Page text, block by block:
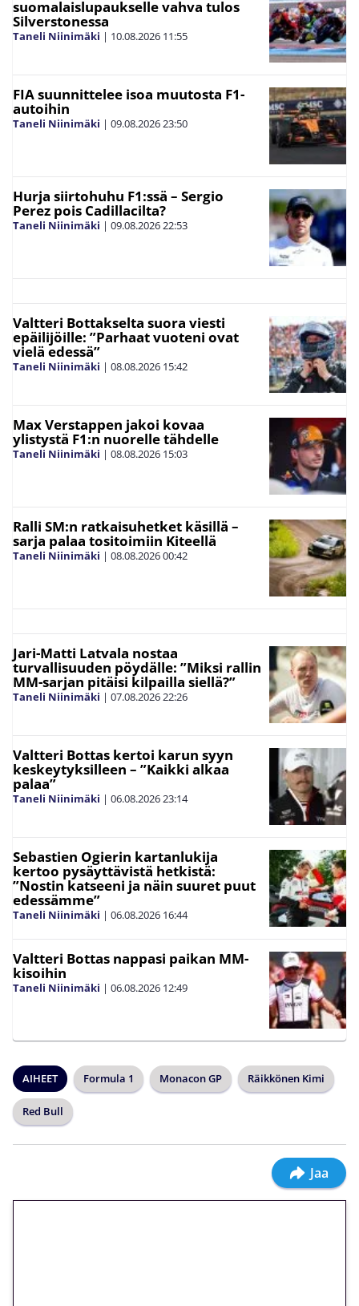
suomalaislupaukselle vahva tulos
Silverstonessa
Taneli Niinimäki | 10.08.2026 11:55
FIA suunnittelee isoa muutosta F1-
autoihin
Taneli Niinimäki | 09.08.202623:50
Hurja siirtohuhu F1:ssä – Sergio
Perez pois Cadillacilta?
Taneli Niinimäki | 09.08.202622:53
Valtteri Bottakselta suora viesti
epäilijöille: ”Parhaat vuoteni ovat
vielä edessä”
Taneli Niinimäki | 08.08.2026 15:42
Max Verstappen jakoi kovaa
ylistystä F1:n nuorelle tähdelle
Taneli Niinimäki | 08.08.2026 15:03
Ralli SM:n ratkaisuhetket käsillä –
sarja palaa tositoimiin Kiteellä
Taneli Niinimäki | 08.08.202600:42
Jari-Matti Latvala nostaa
turvallisuuden pöydälle: ”Miksi rallin
MM-sarjan pitäisi kilpailla siellä?”
Taneli Niinimäki | 07.08.202622:26
Valtteri Bottas kertoi karun syyn
keskeytyksilleen – ”Kaikki alkaa
palaa”
Taneli Niinimäki | 06.08.202623:14
Sebastien Ogierin kartanlukija
kertoo pysäyttävistä hetkistä:
”Nostin katseeni ja näin suuret puut
edessämme”
Taneli Niinimäki | 06.08.2026 16:44
Valtteri Bottas nappasi paikan MM-
kisoihin
Taneli Niinimäki | 06.08.2026 12:49
AIHEET Formula 1 Monacon GP Räikkönen Kimi
Red Bull
Jaa